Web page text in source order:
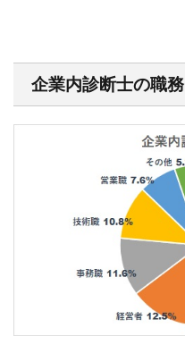
企業内診断士の職務